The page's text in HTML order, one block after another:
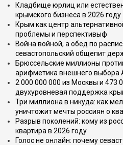
Кладбище юрлиц или
крымского бизнеса в 2026 году
Крым как центр
проблемы и перспективыф
Война войной, а обед по
севастопольский общепит
Брюссельские миллионы
арифметика внешнего выбора
2 000 000 000 из Москвы и 473
двухуровневая поддержка
Три миллиона в никуда: как
уничтожит мечты россиян о
Разрыв поколений: кому из
квартира в 2026 году
Голос не онлайн: почему